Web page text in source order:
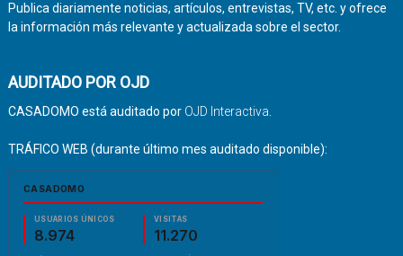
Publica diariamente noticias, artículos, entrevistas, TV, etc. y ofrece
la información más relevante y actualizada sobre el sector.
AUDITADO POR OJD
CASADOMO está auditado por OJD Interactiva
TRÁFICO WEB (durante último mes auditado disponible):